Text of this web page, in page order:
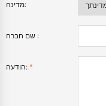
מדינה:
שם חברה :
הודעה: *